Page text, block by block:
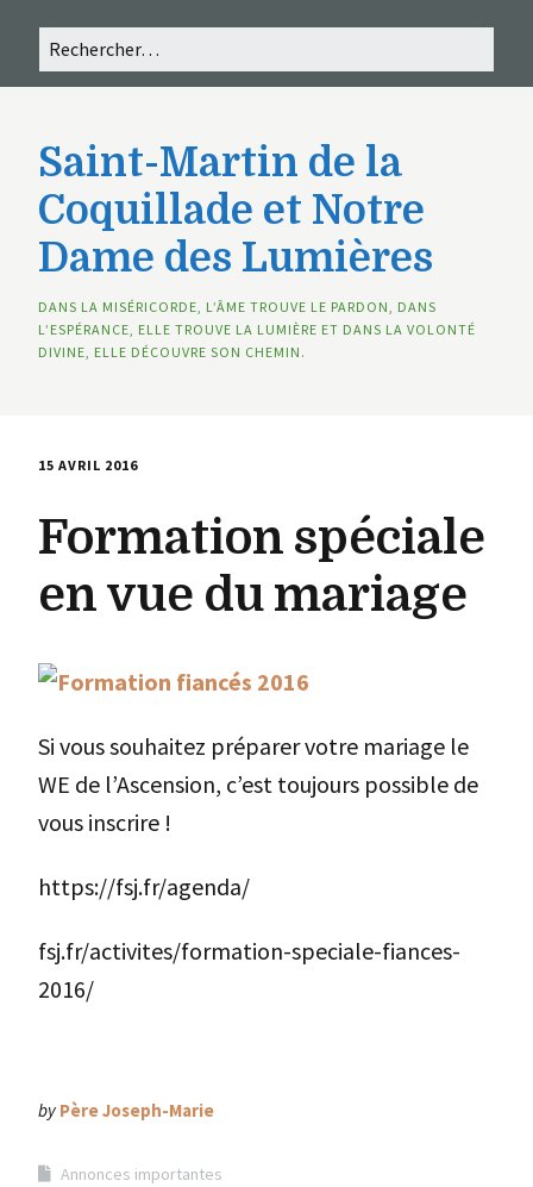
Saint-Martin de la
Coquillade et Notre
Dame des Lumières
DANS LA MISÉRICORDE, L’ÂME TROUVE LE PARDON, DANS
L’ESPÉRANCE, ELLE TROUVE LA LUMIÈRE ET DANS LA VOLONTÉ
DIVINE, ELLE DÉCOUVRE SON CHEMIN.
15 AVRIL 2016
Formation spéciale
en vue du mariage
Si vous souhaitez préparer votre mariage le
WE de l’Ascension, c’est toujours possible de
vous inscrire !
https://fsj.fr/agenda/
fsj.fr/activites/formation-speciale-fiances-
2016/
by Père Joseph-Marie
Annonces importantes